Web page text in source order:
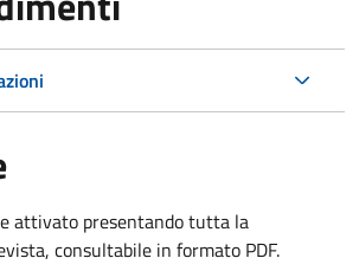
attivato presentando tutta la
consultabile in formato PDF.